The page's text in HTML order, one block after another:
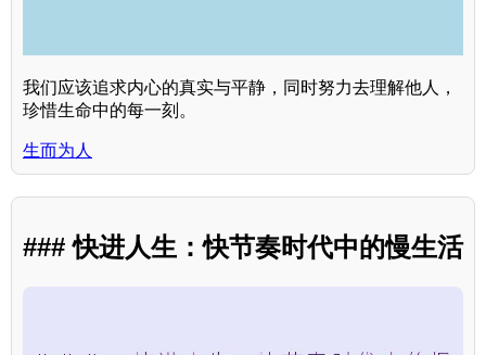
我们应该追求内心的真实与平静，同时努力去理解他人，
珍惜生命中的每一刻。
生而为人
### 快进人生：快节奏时代中的慢生活